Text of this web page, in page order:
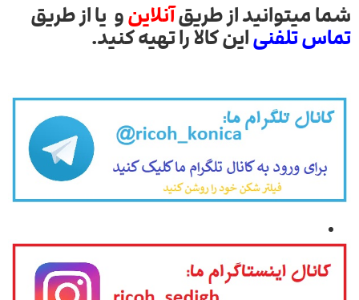
شما میتوانید از طریقآنلاینو یا از طریق
تماس تلفنیاین کالا را تهیه کنید.